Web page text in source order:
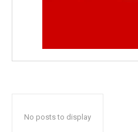
No posts to display